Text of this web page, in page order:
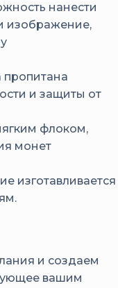
нанести
изображение,
и защиты от
флоком,
монет
изготавливается
и создаем
вашим